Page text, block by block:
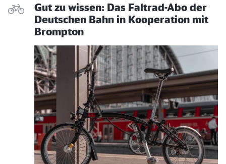
Gut zu wissen: Das Faltrad-Abo der
Deutschen Bahn in Kooperation mit
Brompton